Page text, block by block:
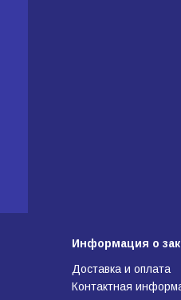
Информация о
Доставка и оплата
Контактная